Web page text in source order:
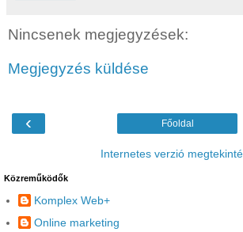
Nincsenek megjegyzések:
Megjegyzés küldése
‹ Főoldal
Internetes verzió
Közreműködők
Komplex Web+
Online marketing